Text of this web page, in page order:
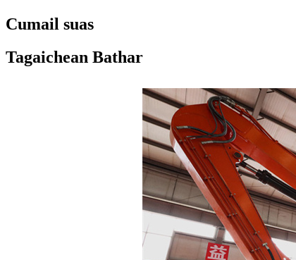
Cumail suas
Tagaichean Bathar